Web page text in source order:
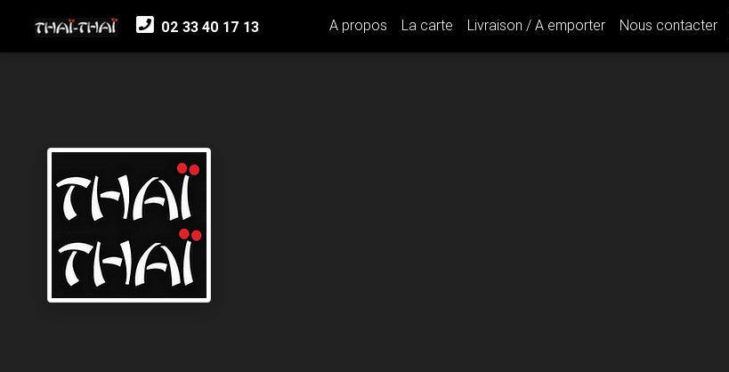
02 33 40 17 13 A propos La carte Livraison / A emporter Nous contacter